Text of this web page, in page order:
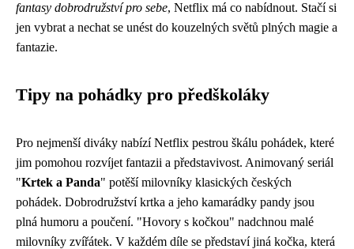
fantasy dobrodružství pro sebe, Netflix má co nabídnout. Stačí si
jen vybrat a nechat se unést do kouzelných světů plných magie a
fantazie.
Tipy na pohádky pro předškoláky
Pro nejmenší diváky nabízí Netflix pestrou škálu pohádek, které
jim pomohou rozvíjet fantazii a představivost. Animovaný seriál
"Krtek a Panda" potěší milovníky klasických českých
pohádek. Dobrodružství krtka a jeho kamarádky pandy jsou
plná humoru a poučení. "Hovory s kočkou" nadchnou malé
milovníky zvířátek. V každém díle se představí jiná kočka, která